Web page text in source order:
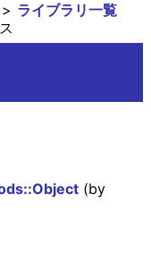
ライブラリ一覧
(by